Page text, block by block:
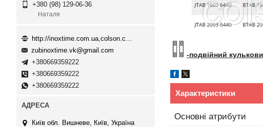
-подвійний
Характеристики
Основні атрибути
+380 (98) 129-06-36
Наталя
zubinoxtime.vk@gmail.com
+380669359222
+380669359222
+380669359222
Київ обл. Вишневе, Київ, Україна